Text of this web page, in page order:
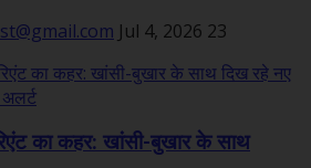
Jul 4, 2026 23
का कहर: खांसी-बुखार के साथ